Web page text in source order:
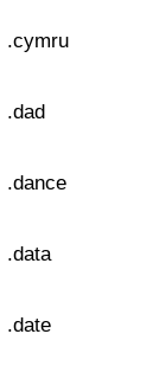
.cymru
.dad
.dance
.data
.date